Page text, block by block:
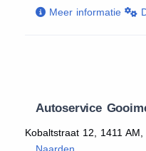
Meer informatie
Autoservice
Kobaltstraat 12, 1411 AM,